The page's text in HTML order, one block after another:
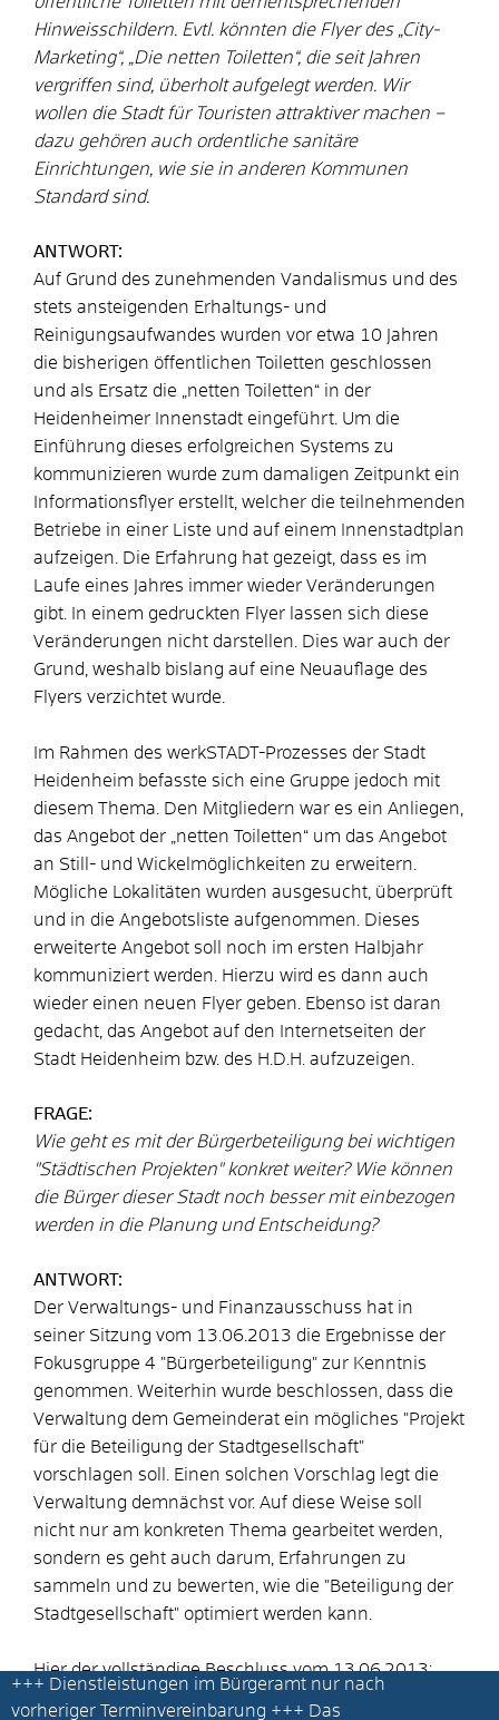
Hinweisschildern. Evtl. könnten die Flyer des „City-
Marketing“, „Die netten Toiletten“, die seit Jahren
vergriffen sind, überholt aufgelegt werden. Wir
wollen die Stadt für Touristen attraktiver machen –
dazu gehören auch ordentliche sanitäre
Einrichtungen, wie sie in anderen Kommunen
Standard sind.
ANTWORT:
Auf Grund des zunehmenden Vandalismus und des
stets ansteigenden Erhaltungs- und
Reinigungsaufwandes wurden vor etwa 10 Jahren
die bisherigen öffentlichen Toiletten geschlossen
und als Ersatz die „netten Toiletten“ in der
Heidenheimer Innenstadt eingeführt. Um die
Einführung dieses erfolgreichen Systems zu
kommunizieren wurde zum damaligen Zeitpunkt ein
Informationsflyer erstellt, welcher die teilnehmenden
Betriebe in einer Liste und auf einem Innenstadtplan
aufzeigen. Die Erfahrung hat gezeigt, dass es im
Laufe eines Jahres immer wieder Veränderungen
gibt. In einem gedruckten Flyer lassen sich diese
Veränderungen nicht darstellen. Dies war auch der
Grund, weshalb bislang auf eine Neuauflage des
Flyers verzichtet wurde.
Im Rahmen des werkSTADT-Prozesses der Stadt
Heidenheim befasste sich eine Gruppe jedoch mit
diesem Thema. Den Mitgliedern war es ein Anliegen,
das Angebot der „netten Toiletten“ um das Angebot
an Still- und Wickelmöglichkeiten zu erweitern.
Mögliche Lokalitäten wurden ausgesucht, überprüft
und in die Angebotsliste aufgenommen. Dieses
erweiterte Angebot soll noch im ersten Halbjahr
kommuniziert werden. Hierzu wird es dann auch
wieder einen neuen Flyer geben. Ebenso ist daran
gedacht, das Angebot auf den Internetseiten der
Stadt Heidenheim bzw. des H.D.H. aufzuzeigen.
FRAGE:
Wie geht es mit der Bürgerbeteiligung bei wichtigen
"Städtischen Projekten" konkret weiter? Wie können
die Bürger dieser Stadt noch besser mit einbezogen
werden in die Planung und Entscheidung?
ANTWORT:
Der Verwaltungs- und Finanzausschuss hat in
seiner Sitzung vom 13.06.2013 die Ergebnisse der
Fokusgruppe 4 "Bürgerbeteiligung" zur Kenntnis
genommen. Weiterhin wurde beschlossen, dass die
Verwaltung dem Gemeinderat ein mögliches "Projekt
für die Beteiligung der Stadtgesellschaft"
vorschlagen soll. Einen solchen Vorschlag legt die
Verwaltung demnächst vor. Auf diese Weise soll
nicht nur am konkreten Thema gearbeitet werden,
sondern es geht auch darum, Erfahrungen zu
sammeln und zu bewerten, wie die "Beteiligung der
Stadtgesellschaft" optimiert werden kann.
Hier der vollständige Beschluss vom 13.06.2013:
1. Der Abschlussbericht der Fokusgruppe 4
+++ Dienstleistungen im Bürgeramt nur nach
vorheriger Terminvereinbarung +++ Das